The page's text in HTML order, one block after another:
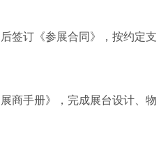
签订《参展合同》，按约定支
商手册》，完成展台设计、物